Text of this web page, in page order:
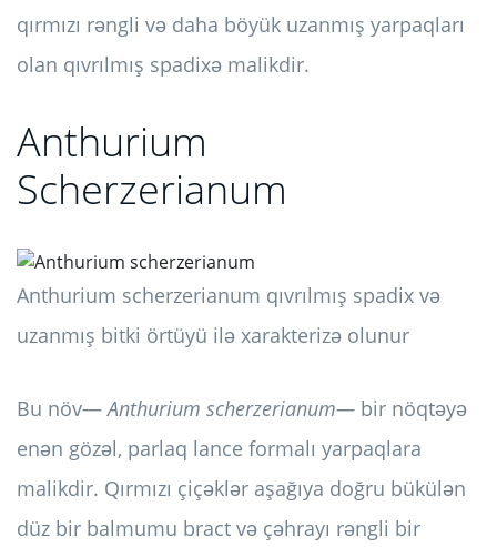
qırmızı rəngli və daha böyük uzanmış yarpaqları
olan qıvrılmış spadixə malikdir.
Anthurium
Scherzerianum
Anthurium scherzerianum qıvrılmış spadix və
uzanmış bitki örtüyü ilə xarakterizə olunur
Bu növ—Anthurium scherzerianum— bir nöqtəyə
enən gözəl, parlaq lance formalı yarpaqlara
malikdir. Qırmızı çiçəklər aşağıya doğru bükülən
düz bir balmumu bract və çəhrayı rəngli bir